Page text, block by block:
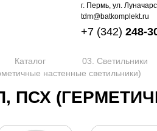
г. Пермь, ул.
tdm@batkomplekt.ru
+7 (342) 248-
Каталог
03. Светильники
настенные светильники)
ПСХ